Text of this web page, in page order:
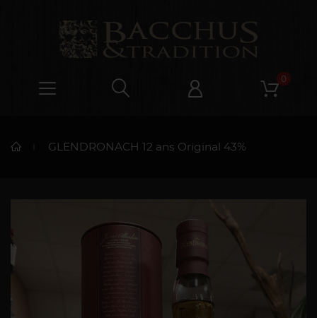
0
GLENDRONACH 12 ans Original 43%